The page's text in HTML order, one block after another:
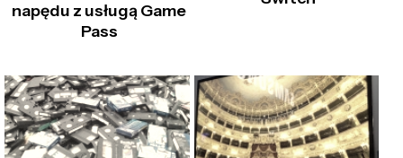
napędu z usługą Game
Pass